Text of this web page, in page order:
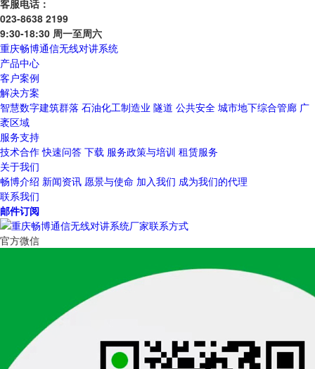
客服电话：
023-8638 2199
9:30-18:30 周一至周六
重庆畅博通信无线对讲系统
产品中心
客户案例
解决方案
智慧数字建筑群落 石油化工制造业 隧道 公共安全 城市地下综合管廊 广
袤区域
服务支持
技术合作 快速问答 下载 服务政策与培训 租赁服务
关于我们
畅博介绍 新闻资讯 愿景与使命 加入我们 成为我们的代理
联系我们
邮件订阅
官方微信